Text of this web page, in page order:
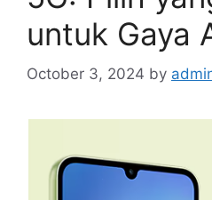
untuk Gaya
October 3, 2024 by